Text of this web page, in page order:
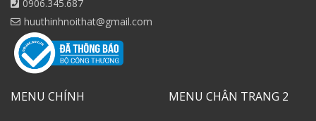
0906.345.687
huuthinhnoithat@gmail.com
MENU CHÍNH MENU CHÂN TRANG 2